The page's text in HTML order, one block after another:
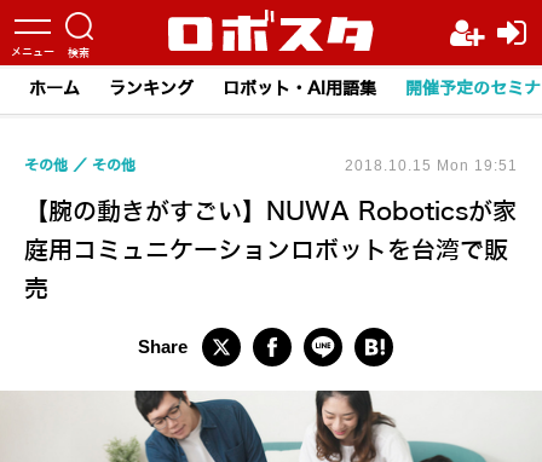
ホーム ランキング ロボット・AI用語集 開催予定のセミ
【腕の動きがすごい】NUWA Roboticsが家
庭用コミュニケーションロボットを台湾で販
売
その他 その他 2018.10.15 Mon 19:51